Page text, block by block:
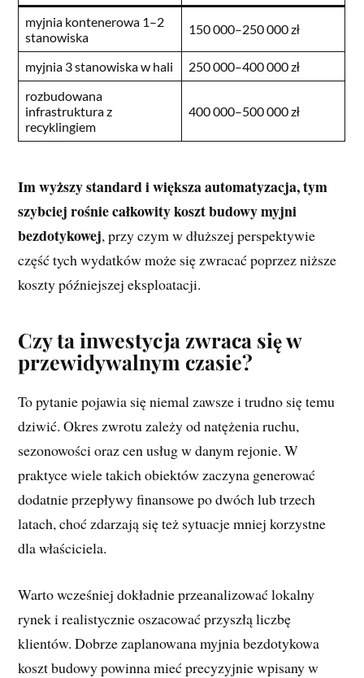
myjnia kontenerowa 1–2
stanowiska
150 000–250 000 zł
myjnia 3 stanowiska w hali
250 000–400 000 zł
rozbudowana
infrastruktura z
recyklingiem
400 000–500 000 zł
Im wyższy standard i większa automatyzacja, tym
szybciej rośnie całkowity koszt budowy myjni
bezdotykowej, przy czym w dłuższej perspektywie
część tych wydatków może się zwracać poprzez niższe
koszty późniejszej eksploatacji.
Czy ta inwestycja zwraca się w
przewidywalnym czasie?
To pytanie pojawia się niemal zawsze i trudno się temu
dziwić. Okres zwrotu zależy od natężenia ruchu,
sezonowości oraz cen usług w danym rejonie. W
praktyce wiele takich obiektów zaczyna generować
dodatnie przepływy finansowe po dwóch lub trzech
latach, choć zdarzają się też sytuacje mniej korzystne
dla właściciela.
Warto wcześniej dokładnie przeanalizować lokalny
rynek i realistycznie oszacować przyszłą liczbę
klientów. Dobrze zaplanowana myjnia bezdotykowa
koszt budowy powinna mieć precyzyjnie wpisany w